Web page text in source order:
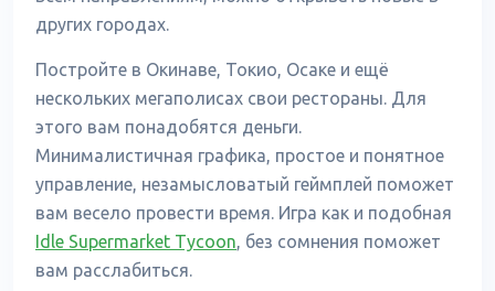
других городах.
Постройте в Окинаве, Токио, Осаке и ещё
нескольких мегаполисах свои рестораны. Для
этого вам понадобятся деньги.
Минималистичная графика, простое и понятное
управление, незамысловатый геймплей поможет
вам весело провести время. Игра как и подобная
Idle Supermarket Tycoon, без сомнения поможет
вам расслабиться.